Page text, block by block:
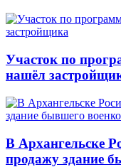
Участок по
нашёл
В Архангельске
продажу здание